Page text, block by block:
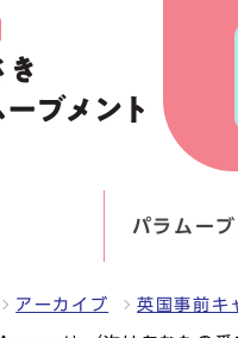
パラムー
アーカイブ 英国事前キ